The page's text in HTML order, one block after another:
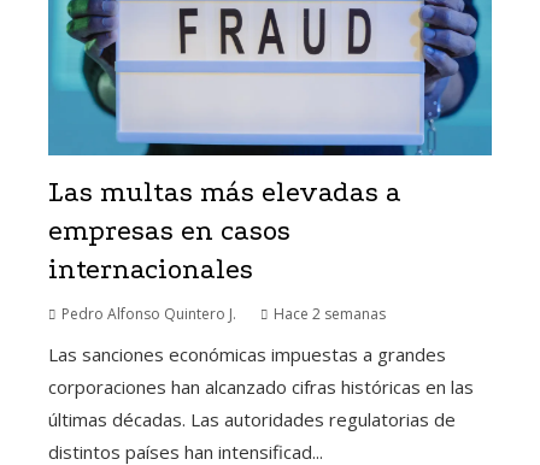
Las multas más elevadas a
empresas en casos
internacionales
Pedro Alfonso Quintero J. Hace 2 semanas
Las sanciones económicas impuestas a grandes
corporaciones han alcanzado cifras históricas en las
últimas décadas. Las autoridades regulatorias de
distintos países han intensificad...